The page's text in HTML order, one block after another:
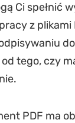
Ci spełnić
z plikami
tego, czy
PDF ma